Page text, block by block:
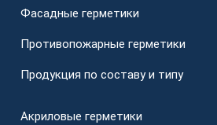
Фасадные герметики
Противопожарные герметики
Продукция по составу и типу
Акриловые герметики